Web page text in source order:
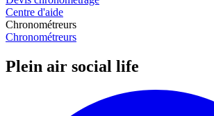
Centre d'aide
Chronométreurs
Chronométreurs
Plein air social life